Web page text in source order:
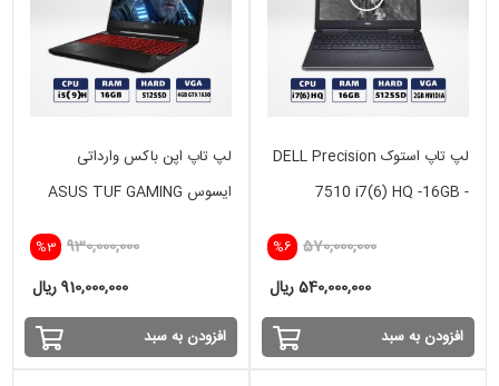
لپ تاپ استوک DELL Precision
7510 i7(6) HQ -16GB -
%6 570,000,000
540,000,000 ریال
افزودن به سبد
لپ تاپ اپن باکس وارداتی
ایسوس ASUS TUF GAMING
i5(9)H-16GB-512 SSD-4GB
%3 930,000,000
910,000,000 ریال
افزودن به سبد